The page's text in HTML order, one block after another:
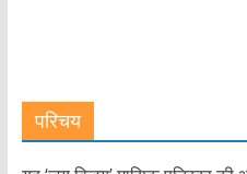
परिचय